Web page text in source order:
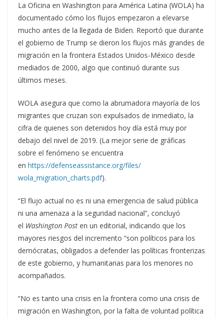
La Oficina en Washington para América Latina (WOLA) ha
documentado cómo los flujos empezaron a elevarse
mucho antes de la llegada de Biden. Reportó que durante
el gobierno de Trump se dieron los flujos más grandes de
migración en la frontera Estados Unidos-México desde
mediados de 2000, algo que continuó durante sus
últimos meses.
WOLA asegura que como la abrumadora mayoría de los
migrantes que cruzan son expulsados de inmediato, la
cifra de quienes son detenidos hoy día está muy por
debajo del nivel de 2019. (La mejor serie de gráficas
sobre el fenómeno se encuentra
en https://defenseassistance.org/files/
wola_migration_charts.pdf).
“El flujo actual no es ni una emergencia de salud pública
ni una amenaza a la seguridad nacional”, concluyó
el Washington Post en un editorial, indicando que los
mayores riesgos del incremento “son políticos para los
demócratas, obligados a defender las políticas fronterizas
de este gobierno, y humanitarias para los menores no
acompañados.
“No es tanto una crisis en la frontera como una crisis de
migración en Washington, por la falta de voluntad política